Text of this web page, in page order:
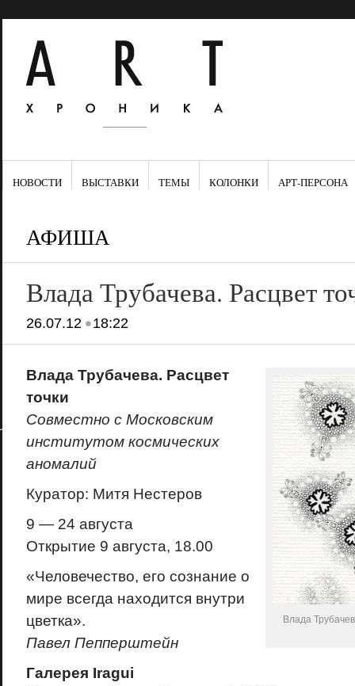
НОВОСТИ ВЫСТАВКИ ТЕМЫ КОЛОНКИ АРТ-ПЕРСОНА
АФИША
Влада Трубачева. Расцвет
26.07.12•18:22
Влада
Влада Трубачева. Расцвет
точки
Совместно с Московским
институтом космических
аномалий
Куратор: Митя Нестеров
9 — 24 августа
Открытие 9 августа, 18.00
«Человечество, его сознание о
мире всегда находится внутри
цветка».
Павел Пепперштейн
Галерея Iragui